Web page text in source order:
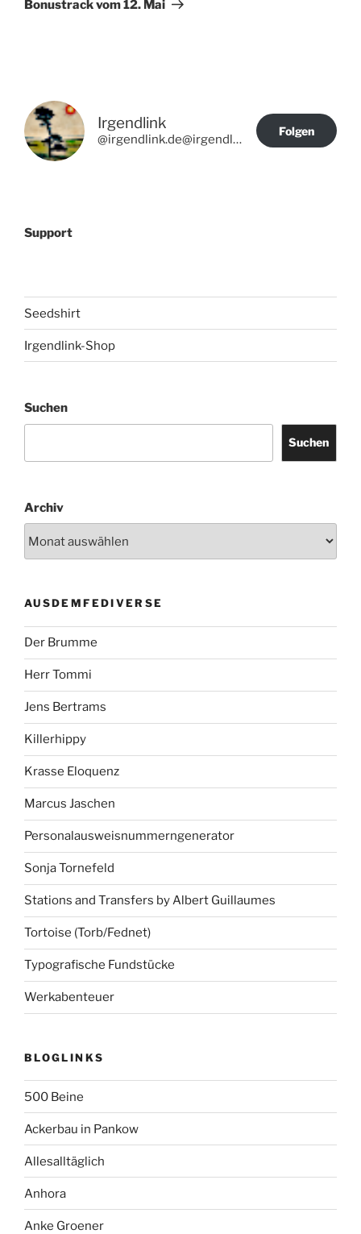
Bonustrack vom 12. Mai
Irgendlink
@irgendlink.de@irgendlink.de
Folgen
Support
Seedshirt
Irgendlink-Shop
Suchen
Suchen
Archiv
AUSDEMFEDIVERSE
Der Brumme
Herr Tommi
Jens Bertrams
Killerhippy
Krasse Eloquenz
Marcus Jaschen
Personalausweisnummerngenerator
Sonja Tornefeld
Stations and Transfers by Albert Guillaumes
Tortoise (Torb/Fednet)
Typografische Fundstücke
Werkabenteuer
BLOGLINKS
500 Beine
Ackerbau in Pankow
Allesalltäglich
Anhora
Anke Groener